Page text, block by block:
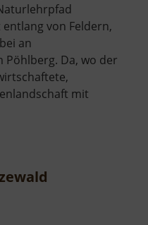
von Feldern,
an
Pöhlberg. Da, wo der
mit